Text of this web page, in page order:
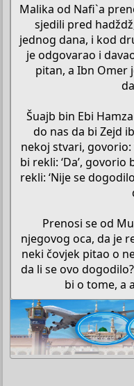
Malika od Nafi`a
sjedili pred
jednog dana, i kod
je odgovarao i
pitan, a Ibn Omer
Šuajb bin Ebi
do nas da bi Zejd
nekoj stvari, govorio:
bi rekli: ‘Da’,
rekli: ‘Nije se
Prenosi se od
njegovog oca, da je
neki čovjek pitao o
da li se ovo
bi o tome, a